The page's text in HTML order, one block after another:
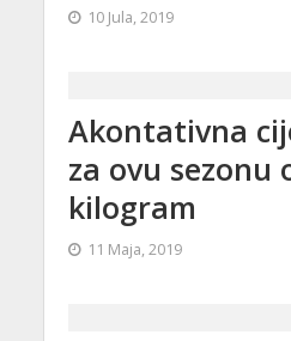
10 Jula, 2019
Akontativna
za ovu sezonu
kilogram
11 Maja, 2019